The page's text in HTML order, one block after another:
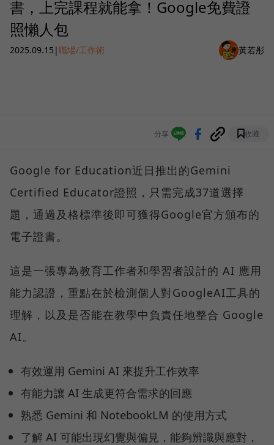
書，上完課程就能拿！Google免費證
照懶人包
2025.09.15 |職場/工作術 黃若彤
分享 收藏
Google for Education近日推出的Gemini
Certified Educator證照，只需完成37道選擇
題，通過及格標準後即可獲得Google官方頒布的
電子證書。
這是一張專為教育工作者和學習者設計的 AI 應用
能力認證，重點在於檢測個人對GoogleAI工具的
理解，以及是否能在教學中負責任地整合 Google
AI。
有效運用 Gemini AI 來提升工作效率
有能力讓 AI 生成更符合需求的回應
熟悉 Gemini 和 NotebookLM 的使用方式
了解 AI 可能出現幻覺與偏見，能夠辨識與應對，